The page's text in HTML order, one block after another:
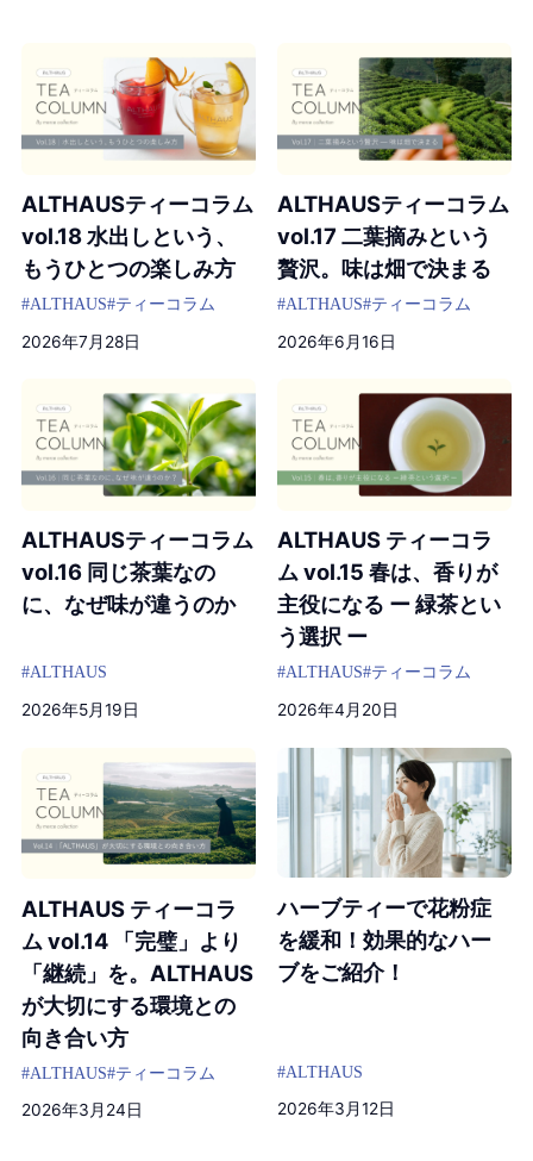
ALTHAUSティーコラム
vol.18 水出しという、
もうひとつの楽しみ方
#ALTHAUS#ティーコラム
2026年7月28日
ALTHAUSティーコラム
vol.17 二葉摘みという
贅沢。味は畑で決まる
#ALTHAUS#ティーコラム
2026年6月16日
ALTHAUSティーコラム
vol.16 同じ茶葉なの
に、なぜ味が違うのか
#ALTHAUS
2026年5月19日
ALTHAUS ティーコラ
ム vol.15 春は、香りが
主役になる ー 緑茶とい
う選択 ー
#ALTHAUS#ティーコラム
2026年4月20日
ALTHAUS ティーコラ
ム vol.14 「完璧」より
「継続」を。ALTHAUS
が大切にする環境との
向き合い方
#ALTHAUS#ティーコラム
2026年3月24日
ハーブティーで花粉症
を緩和！効果的なハー
ブをご紹介！
#ALTHAUS
2026年3月12日